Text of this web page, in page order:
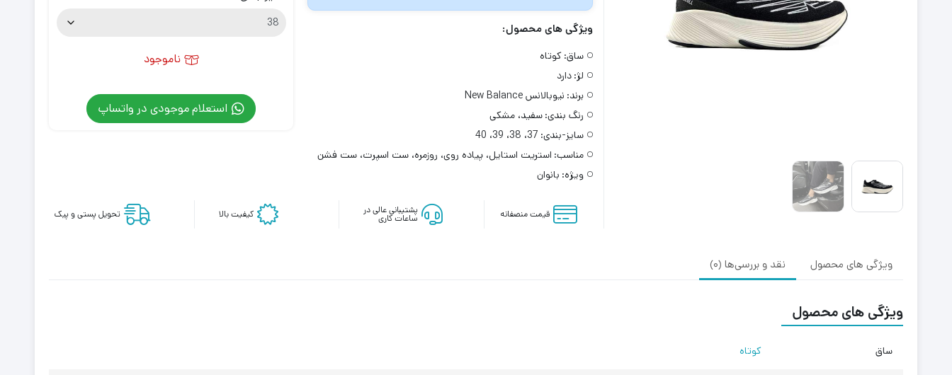
ویژگی های محصول:
ساق: کوتاه
لژ: دارد
برند: نیوبالانس New Balance
رنگ بندی: سفید، مشکی
سایز-بندی: 37، 38، 39، 40
مناسب: استریت استایل، پیاده روی، روزمره، ست اسپرت، ست فشن
ویژه: بانوان
ناموجود
استعلام موجودی در واتساپ
قیمت منصفانه پشتیبانی عالی در
ساعات کاری کیفیت بالا تحویل پستی و پیک
ویژگی های محصول نقد و بررسی‌ها (0)
ویژگی های محصول
ساق کوتاه